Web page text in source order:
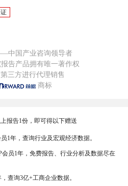
中国产业咨询领导者
告产品拥有唯一著作权
进行代理销售
商标
报告1份，即可得以下赠送
1年，查询行业及宏观经济数据。
员1年，免费报告、行业分析及数据尽在
查询3亿+工商企业数据。